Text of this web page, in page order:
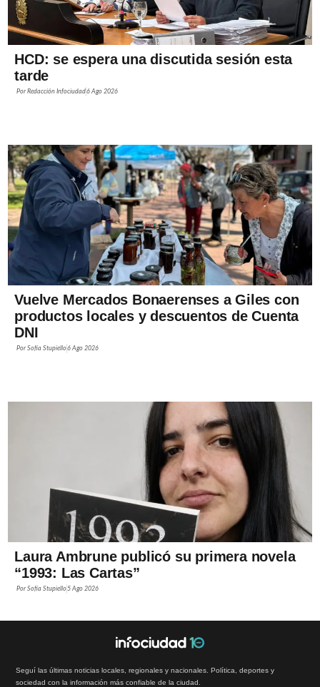
HCD: se espera una discutida sesión esta
tarde
PorRedacción Infociudad 6 Ago 2026
Vuelve Mercados Bonaerenses a Giles con
productos locales y descuentos de Cuenta
DNI
Por Sofía Stupiello 6 Ago 2026
Laura Ambrune publicó su primera novela
“1993: Las Cartas”
Por Sofía Stupiello 5 Ago 2026
Seguí las últimas noticias locales, regionales y nacionales. Política, deportes y
sociedad con la información más confiable de la ciudad.